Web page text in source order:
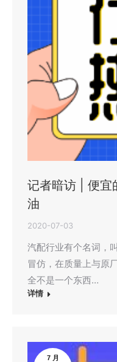
记者暗访 | 便宜
油
2020-07-03
汽配行业有个名词，
冒仿，在质量上与原
全不是一个东西…
详情
7 月